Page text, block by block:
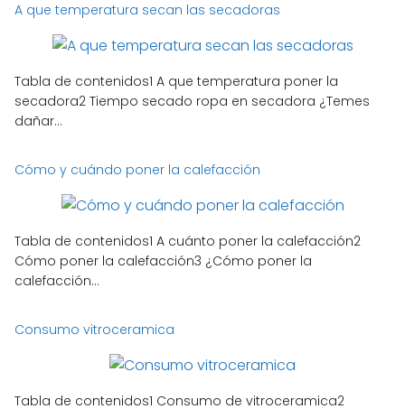
A que temperatura secan las secadoras
Tabla de contenidos1 A que temperatura poner la
secadora2 Tiempo secado ropa en secadora ¿Temes
dañar...
Cómo y cuándo poner la calefacción
Tabla de contenidos1 A cuánto poner la calefacción2
Cómo poner la calefacción3 ¿Cómo poner la
calefacción...
Consumo vitroceramica
Tabla de contenidos1 Consumo de vitroceramica2